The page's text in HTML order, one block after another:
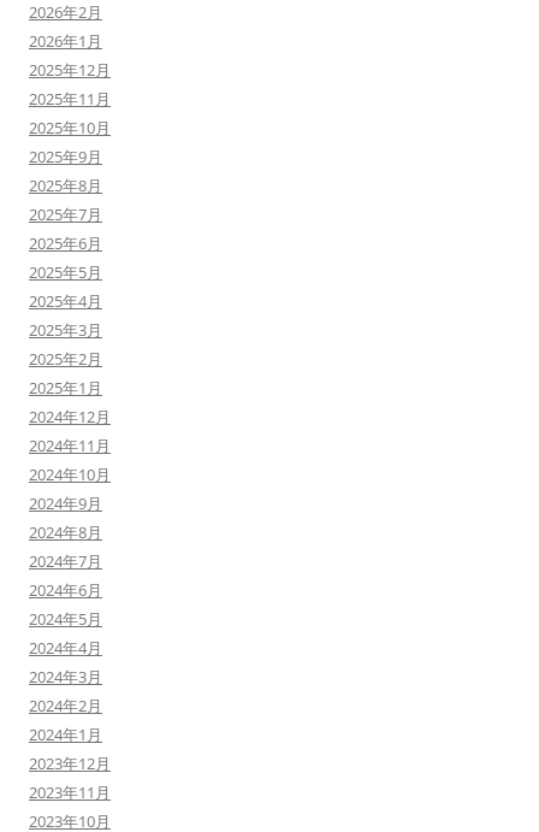
2026年2月
2026年1月
2025年12月
2025年11月
2025年10月
2025年9月
2025年8月
2025年7月
2025年6月
2025年5月
2025年4月
2025年3月
2025年2月
2025年1月
2024年12月
2024年11月
2024年10月
2024年9月
2024年8月
2024年7月
2024年6月
2024年5月
2024年4月
2024年3月
2024年2月
2024年1月
2023年12月
2023年11月
2023年10月